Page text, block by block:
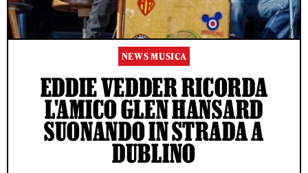
NEWS MUSICA
EDDIE VEDDER RICORDA
L'AMICO GLEN HANSARD
SUONANDO IN STRADA A
DUBLINO